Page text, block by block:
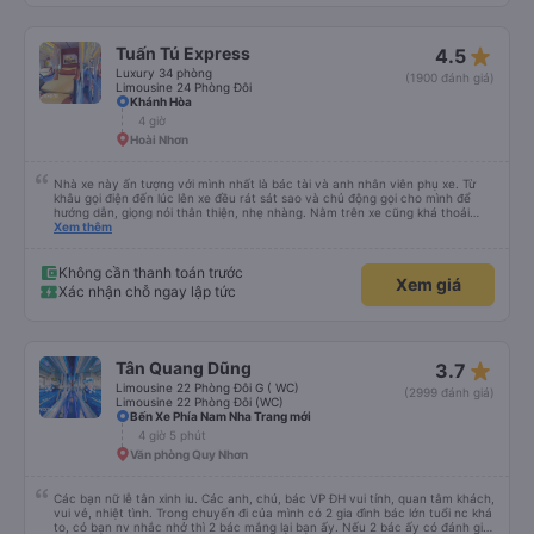
chỗ ngồi hơn (có khoảng 35 chỗ, và tôi không thừa cân, nhưng vẫn hơi
chật). Tôi khuyên bạn nên chọn chỗ ngồi phía dưới và giữa.
Tuấn Tú Express
Luxury 34 phòng
Limousine 24 Phòng Đôi
4.5 star_rate
(1900 đánh giá)
Khánh Hòa
4 giờ
Hoài Nhơn
Nhà xe này ấn tượng với mình nhất là bác tài và anh nhân viên phụ xe. Từ
khâu gọi điện đến lúc lên xe đều rát sát sao và chủ động gọi cho mình để
hướng dẫn, giọng nói thân thiện, nhẹ nhàng. Nằm trên xe cũng khá thoải
mái, chăn nệm nước suối đầy đủ. Chuyến xe của mình hầu hết là các cô bác
nhưng các anh hướng dẫn mình xuống ở đây không có ma nào dám chở đâu
( vì đây là địa bàn của thế lực xe ôm ngầm, dân chơi cỏ kẹo ke...) Và thế là
mình được chở xuống Ngã 3 thành , nơi sáng sủa an toàn hơn. Một Chuyến
Xem thêm
Không cần thanh toán trước
Xác nhận chỗ ngay lập tức
Xem giá
Tân Quang Dũng
Limousine 22 Phòng Đôi G ( WC)
Limousine 22 Phòng Đôi (WC)
3.7 star_rate
(2999 đánh giá)
Bến Xe Phía Nam Nha Trang mới
4 giờ 5 phút
Văn phòng Quy Nhơn
Các bạn nữ lễ tân xinh iu. Các anh, chú, bác VP ĐH vui tính, quan tâm khách,
vui vẻ, nhiệt tình. Trong chuyến đi của mình có 2 gia đình bác lớn tuổi nc khá
to, có bạn nv nhắc nhở thì 2 bác mắng lại bạn ấy. Nếu 2 bác ấy có đánh giá